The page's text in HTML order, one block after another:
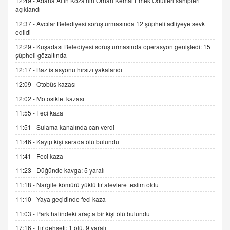
06.07.2026 13:00
ADEM AKÖL
Esed Destekçilerinin Yüzüne Vurulan Şamar:
Sednaya
11.12.2024 12:30
DR. EKREM ASLAN
Gerçek Ne, Algı Ne? "Beraber Yürüyoruz"
Cümlesinin Peşinden
19.07.2025 12:45
GÖNÜL MENEKŞE
Şifacının Yolu
04.11.2025 12:56
AV. RÜMEYSA ÖZKALE
Kira Uyuşmazlıklarında Dava Açmadan Önce
Arabulucuya Başvuru Şartı
açıklandı
12:37 -Avcılar Belediyesi soruşturmasında 12 şüpheli adliyeye sevk
edildi
12:29 - Kuşadası Belediyesi soruşturmasında operasyon genişledi: 15
şüpheli gözaltında
12:17 - Baz istasyonu hırsızı yakalandı
12:09 -Otobüs kazası
12:02 - Motosiklet kazası
11:55 - Feci kaza
11:51 -Sulama kanalında can verdi
11:46 - Kayıp kişi serada ölü bulundu
11:41 - Feci kaza
11:23 - Düğünde kavga: 5 yaralı
11:18 - Nargile kömürü yüklü tır alevlere teslim oldu
11:10 -Yaya geçidinde feci kaza
11:03 - Park halindeki araçta bir kişi ölü bulundu
17:16 -Tır dehşeti: 1 ölü, 9 yaralı